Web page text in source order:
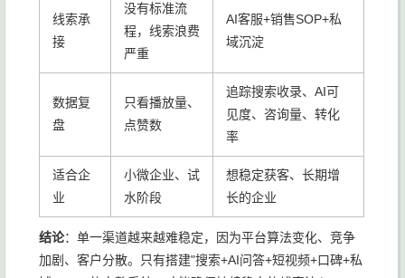
线索承
接
没有标准流
程，线索浪费
严重
AI客服+销售SOP+私
域沉淀
数据复
盘
只看播放量、
点赞数
追踪搜索收录、AI可
见度、咨询量、转化
率
适合企
业
小微企业、试
水阶段
想稳定获客、长期增
长的企业
结论：单一渠道越来越难稳定，因为平台算法变化、竞争
加剧、客户分散。只有搭建"搜索+AI问答+短视频+口碑+私